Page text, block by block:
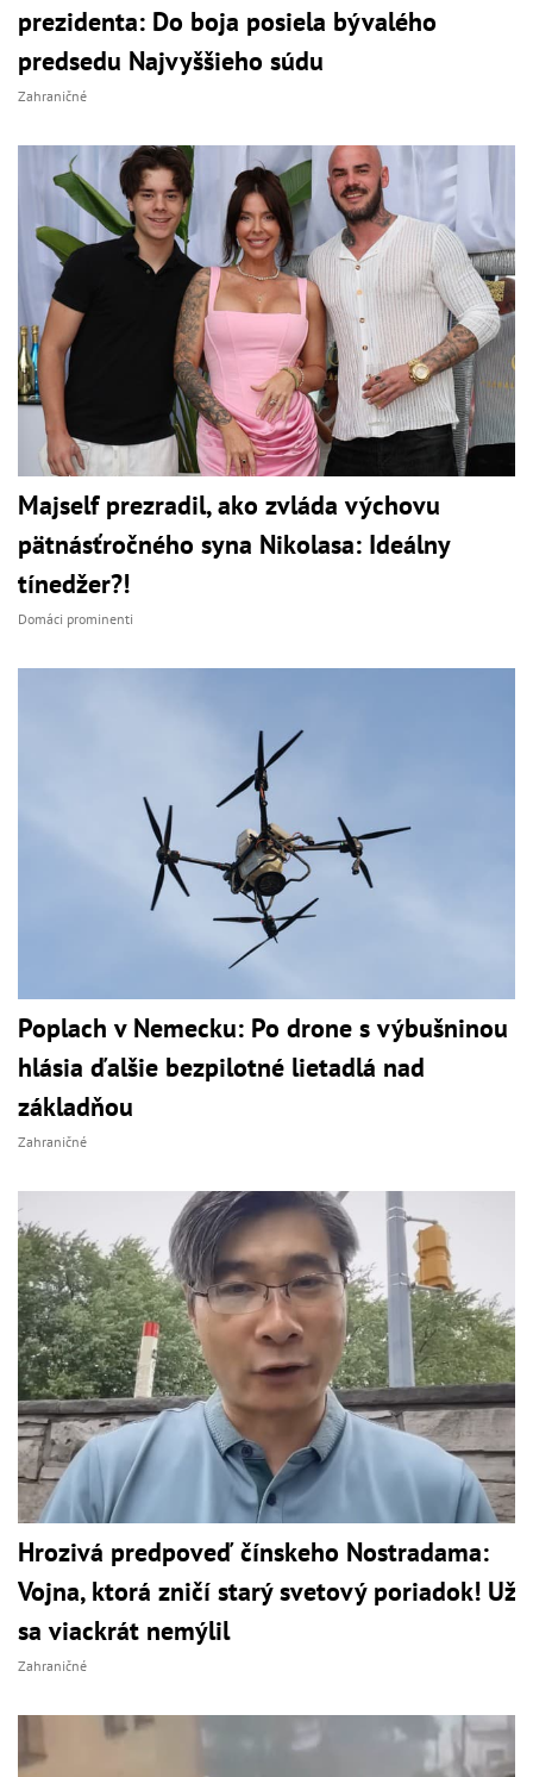
prezidenta: Do boja posiela bývalého
predsedu Najvyššieho súdu
Zahraničné
Majself prezradil, ako zvláda výchovu
pätnásťročného syna Nikolasa: Ideálny
tínedžer?!
Domáci prominenti
Poplach v Nemecku: Po drone s výbušninou
hlásia ďalšie bezpilotné lietadlá nad
základňou
Zahraničné
Hrozivá predpoveď čínskeho Nostradama:
Vojna, ktorá zničí starý svetový poriadok! Už
sa viackrát nemýlil
Zahraničné